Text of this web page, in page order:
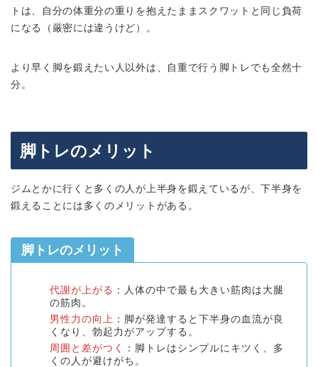
トは、自分の体重分の重りを抱えたままスクワットと同じ負荷
になる（厳密には違うけど）。
より早く脚を鍛えたい人以外は、自重で行う脚トレでも全然十
分。
脚トレのメリット
ジムとかに行くと多くの人が上半身を鍛えているが、下半身を
鍛えることには多くのメリットがある。
脚トレのメリット
代謝が上がる ：人体の中で最も大きい筋肉は大腿
の筋肉。
男性力の向上 ：脚が発達すると下半身の血流が良
くなり、勃起力がアップする。
周囲と差がつく
：脚トレはシンプルにキツく、多
くの人が避けがち。